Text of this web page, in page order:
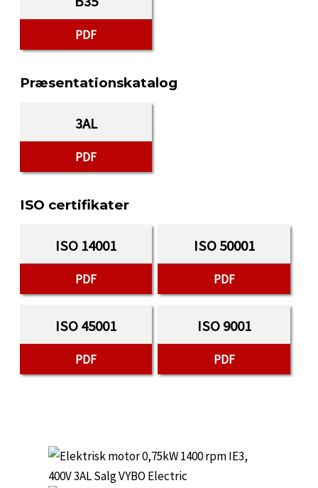
PDF
Præsentationskatalog
3AL
PDF
ISO certifikater
ISO 14001
PDF
ISO 50001
PDF
ISO 45001
PDF
ISO 9001
PDF